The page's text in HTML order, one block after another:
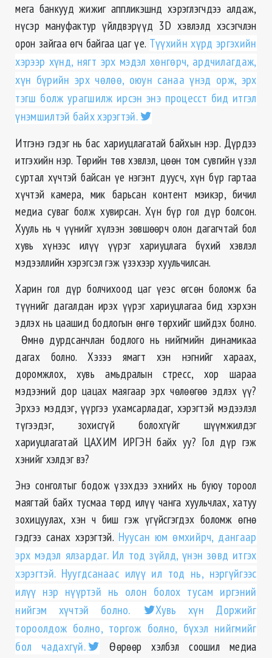
мега банкууд жижиг аппликэшнд хэрэглэгчдээ алдаж,
нүсэр мануфактур үйлдвэрүүд 3D хэвлэлд хэсэгчлэн
орон зайгаа өгч байгаа цаг үе. Түүхийн хүрд эргэхийн
хэрээр хүнд, нягт эрх мэдэл хөнгөрч, ардчилагдаж,
хүн бүрийн эрх чөлөө, оюун санаа үнэд орж, эрх
тэгш болж урагшилж ирсэн энэ процесст бид итгэл
үнэмшилтэй байх хэрэгтэй.
Итгэнэ гэдэг нь бас хариуцлагатай байхын нэр. Дүрдээ
итгэхийн нэр. Төрийн төв хэвлэл, цөөн том сувгийн үзэл
суртал хүчтэй байсан үе нэгэнт дуусч, хүн бүр гартаа
хүчтэй камера, мик барьсан контент мэикэр, бичил
медиа суваг болж хувирсан. Хүн бүр гол дүр болсон.
Хууль нь ч үүнийг хүлээн зөвшөөрч олон дагагчтай бол
хувь хүнээс илүү үүрэг хариуцлага бүхий хэвлэл
мэдээллийн хэрэгсэл гэж үзэхээр хуульчилсан.
Харин гол дүр болчихоод цаг үеэс өгсөн боломж ба
түүнийг дагалдан ирэх үүрэг хариуцлагаа бид хэрхэн
эдлэх нь цаашид бодлогын өнгө төрхийг шийдэх болно.
Өмнө дурдсанчлан бодлого нь нийгмийн динамикаа
дагах болно. Хэзээ ямагт хэн нэгнийг хараах,
доромжлох, хувь амьдралын стресс, хор шараа
мэдээний дор цацах маягаар эрх чөлөөгөө эдлэх үү?
Эрхээ мэддэг, үүргээ ухамсарладаг, хэрэгтэй мэдээлэл
түгээдэг, зохисгүй болохгүйг шүүмжилдэг
хариуцлагатай ЦАХИМ ИРГЭН байх уу? Гол дүр гэж
хэнийг хэлдэг вэ?
Энэ сонголтыг бодож үзэхдээ эхнийх нь буюу тороол
маягтай байх тусмаа төрд илүү чанга хуульчлах, хатуу
зохицуулах, хэн ч биш гэж үгүйсгэгдэх боломж өгнө
гэдгээ санах хэрэгтэй. Нуусан юм өмхийрч, дангаар
эрх мэдэл ялзардаг. Ил тод зүйлд, үнэн зөвд итгэх
хэрэгтэй. Нуугдсанаас илүү ил тод нь, нэргүйгээс
илүү нэр нүүртэй нь олон болох тусам иргэний
нийгэм хүчтэй болно.
Хувь хүн Доржийг
тороолдож болно, торгож болно, бүхэл нийгмийг
бол чадахгүй.
Өөрөөр хэлбэл соошил медиа